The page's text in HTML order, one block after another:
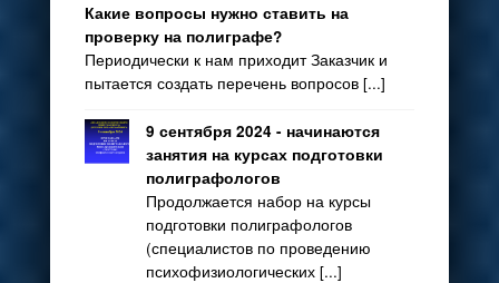
Какие вопросы нужно ставить на
проверку на полиграфе?
Периодически к нам приходит Заказчик и
пытается создать перечень вопросов [...]
9 сентября 2024 - начинаются
занятия на курсах подготовки
полиграфологов
Продолжается набор на курсы
подготовки полиграфологов
(специалистов по проведению
психофизиологических [...]